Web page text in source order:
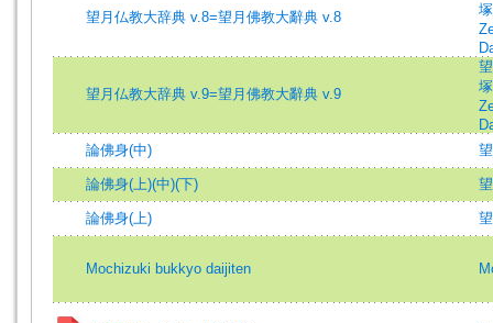
望月仏教大辞典 v.8=望月佛教大辭典 v.8
望月仏教大辞典 v.9=望月佛教大辭典 v.9
論佛身(中)
論佛身(上)(中)(下)
論佛身(上)
Mochizuki bukkyo daijiten